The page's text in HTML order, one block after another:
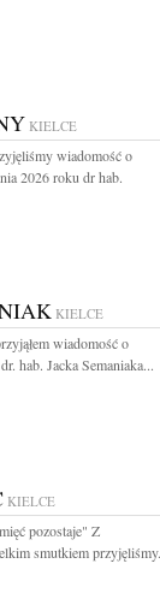
KIELCE
wiadomość o
2026 roku dr hab.
KIELCE
wiadomość o
hab. Jacka Semaniaka...
KIELCE
pozostaje" Z
smutkiem